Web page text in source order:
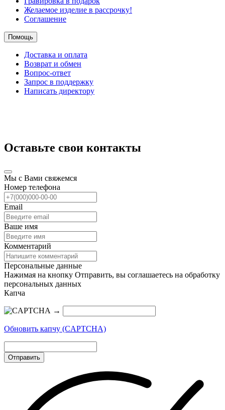
Желаемое изделие в рассрочку!
Соглашение
Помощь
Доставка и оплата
Возврат и обмен
Вопрос-ответ
Запрос в поддержку
Написать директору
Оставьте свои контакты
Мы с Вами свяжемся
Номер телефона
Email
Ваше имя
Комментарий
Персональные данные
Нажимая на кнопку Отправить, вы соглашаетесь на обработку
персональных данных
Капча
→
Обновить капчу (CAPTCHA)
Отправить